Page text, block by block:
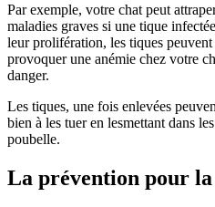
Par exemple, votre chat peut
maladies graves si une tique
leur prolifération, les tiques peuvent
provoquer une anémie chez votre
danger.
Les tiques, une fois enlevées
bien à les tuer en lesmettant dans
poubelle.
La prévention pour la